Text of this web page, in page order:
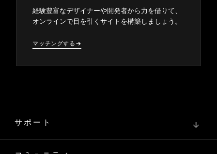
経験豊富なデザイナ⁠ーや開発者から力を借りて⁠、
オンラインで目を引くサイトを構築しまし⁠ょう⁠。
マ⁠ッチングする →
→
サポート ↓